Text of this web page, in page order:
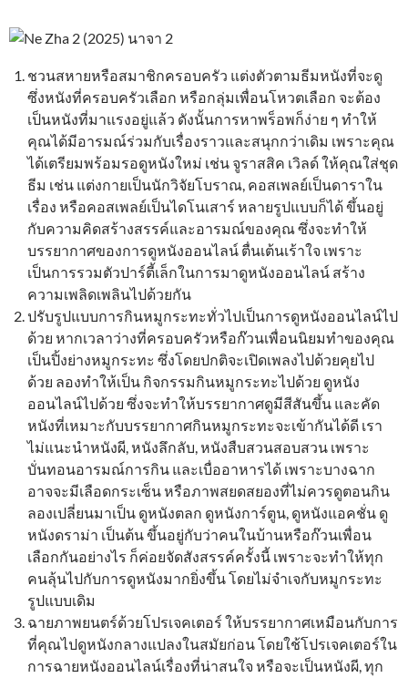
ชวนสหายหรือสมาชิกครอบครัว แต่งตัวตามธีมหนังที่จะดู
ซึ่งหนังที่ครอบครัวเลือก หรือกลุ่มเพื่อนโหวตเลือก จะต้อง
เป็นหนังที่มาแรงอยู่แล้ว ดังนั้นการหาพร็อพก็ง่าย ๆ ทำให้
คุณได้มีอารมณ์ร่วมกับเรื่องราวและสนุกกว่าเดิม เพราะคุณ
ได้เตรียมพร้อมรอดูหนังใหม่ เช่น จูราสสิค เวิลด์ ให้คุณใส่ชุด
ธีม เช่น แต่งกายเป็นนักวิจัยโบราณ, คอสเพลย์เป็นดาราใน
เรื่อง หรือคอสเพลย์เป็นไดโนเสาร์ หลายรูปแบบก็ได้ ขึ้นอยู่
กับความคิดสร้างสรรค์และอารมณ์ของคุณ ซึ่งจะทำให้
บรรยากาศของการดูหนังออนไลน์ ตื่นเต้นเร้าใจ เพราะ
เป็นการรวมตัวปาร์ตี้เล็กในการมาดูหนังออนไลน์ สร้าง
ความเพลิดเพลินไปด้วยกัน
ปรับรูปแบบการกินหมูกระทะทั่วไปเป็นการดูหนังออนไลน์ไป
ด้วย หากเวลาว่างที่ครอบครัวหรือก๊วนเพื่อนนิยมทำของคุณ
เป็นปิ้งย่างหมูกระทะ ซึ่งโดยปกติจะเปิดเพลงไปด้วยคุยไป
ด้วย ลองทำให้เป็น กิจกรรมกินหมูกระทะไปด้วย ดูหนัง
ออนไลน์ไปด้วย ซึ่งจะทำให้บรรยากาศดูมีสีสันขึ้น และคัด
หนังที่เหมาะกับบรรยากาศกินหมูกระทะจะเข้ากันได้ดี เรา
ไม่แนะนำหนังผี, หนังลึกลับ, หนังสืบสวนสอบสวน เพราะ
บั่นทอนอารมณ์การกิน และเบื่ออาหารได้ เพราะบางฉาก
อาจจะมีเลือดกระเซ็น หรือภาพสยดสยองที่ไม่ควรดูตอนกิน
ลองเปลี่ยนมาเป็น ดูหนังตลก ดูหนังการ์ตูน, ดูหนังแอคชั่น ดู
หนังดราม่า เป็นต้น ขึ้นอยู่กับว่าคนในบ้านหรือก๊วนเพื่อน
เลือกกันอย่างไร ก็ค่อยจัดสังสรรค์ครั้งนี้ เพราะจะทำให้ทุก
คนลุ้นไปกับการดูหนังมากยิ่งขึ้น โดยไม่จำเจกับหมูกระทะ
รูปแบบเดิม
ฉายภาพยนตร์ด้วยโปรเจคเตอร์ ให้บรรยากาศเหมือนกับการ
ที่คุณไปดูหนังกลางแปลงในสมัยก่อน โดยใช้โปรเจคเตอร์ใน
การฉายหนังออนไลน์เรื่องที่น่าสนใจ หรือจะเป็นหนังผี, ทุก